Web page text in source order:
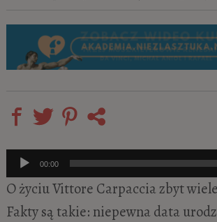
Odtwarzacz
plików
dźwiękowych
00:00
O życiu Vittore Carpaccia zbyt
Fakty są takie: niepewna data